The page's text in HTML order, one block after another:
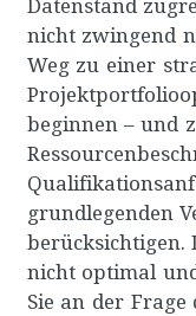
Datenstand
nicht zwingend
Weg zu einer
beginnen – und
grundlegenden
berücksichtigen.
nicht optimal
Sie an der Frage